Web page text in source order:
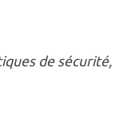
de sécurité,